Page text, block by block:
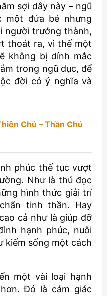
sợi dây này – ngũ
một đứa bé nhưng
người trưởng thành,
thoát ra, vì thế một
không bị dính mắc
trong ngũ dục, để
đời có ý nghĩa và
Chú – Thần Chú
phúc thế tục vượt
Như là thú đọc
hình thức giải trí
tinh thần. Hay
cả như là giúp đỡ
hạnh phúc, nuôi
kiếm sống một cách
một vài loại hạnh
Đó là cảm giác